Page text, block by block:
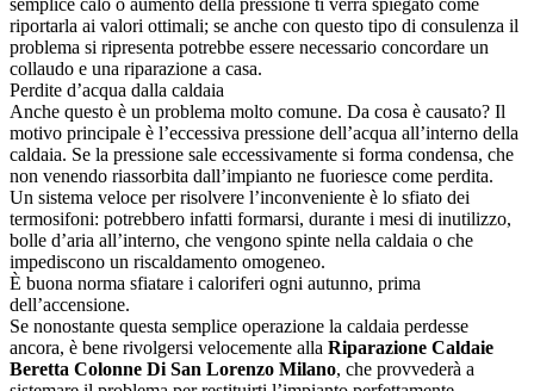
riportarla ai valori ottimali; se anche con questo tipo di consulenza il
problema si ripresenta potrebbe essere necessario concordare un
collaudo e una riparazione a casa.
Perdite d’acqua dalla caldaia
Anche questo è un problema molto comune. Da cosa è causato? Il
motivo principale è l’eccessiva pressione dell’acqua all’interno della
caldaia. Se la pressione sale eccessivamente si forma condensa, che
non venendo riassorbita dall’impianto ne fuoriesce come perdita.
Un sistema veloce per risolvere l’inconveniente è lo sfiato dei
termosifoni: potrebbero infatti formarsi, durante i mesi di inutilizzo,
bolle d’aria all’interno, che vengono spinte nella caldaia o che
impediscono un riscaldamento omogeneo.
È buona norma sfiatare i caloriferi ogni autunno, prima
dell’accensione.
Se nonostante questa semplice operazione la caldaia perdesse
ancora, è bene rivolgersi velocemente alla Riparazione Caldaie
Beretta Colonne Di San Lorenzo Milano, che provvederà a